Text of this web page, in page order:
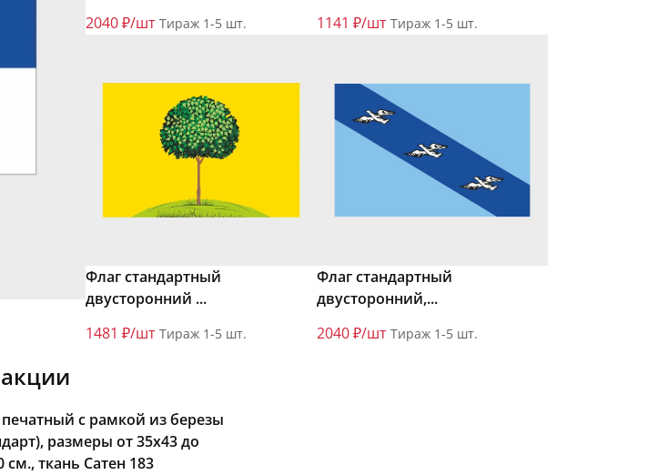
2040 ₽/шт Тираж 1-5 шт.
1141 ₽/шт Тираж 1-5 шт.
Флаг стандартный
двусторонний ...
1481 ₽/шт Тираж 1-5 шт.
Флаг стандартный
двусторонний,...
2040 ₽/шт Тираж 1-5 шт.
с рамкой из березы
размеры от 35х43 до
см., ткань Сатен 183